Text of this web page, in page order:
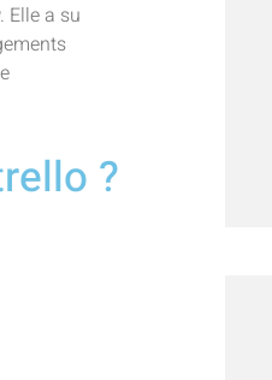
. Elle a su
?